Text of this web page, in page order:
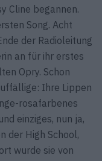
Cline begannen.
Song. Acht
der Radioleitung
an für ihr erstes
Opry. Schon
Ihre Lippen
rosafarbenes
einziges, nun ja,
der High School,
wurde sie von